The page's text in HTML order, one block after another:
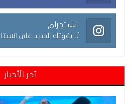
انستجرام
لا يفوتك الجديد على انستا
آخر الأخبار